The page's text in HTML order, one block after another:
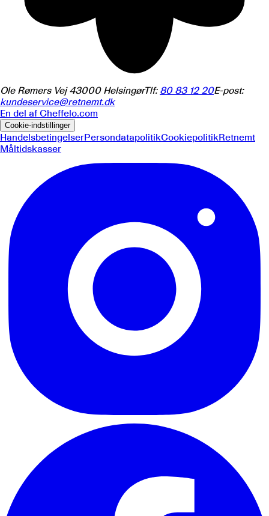
Ole Rømers Vej 43000 HelsingørTlf: 80 83 12 20E-post:
kundeservice@retnemt.dk
En del af Cheffelo.com
Cookie-indstillinger
HandelsbetingelserPersondatapolitikCookiepolitikRetnemt
Måltidskasser